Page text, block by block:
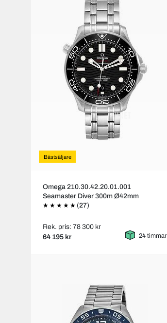
Bästsäljare
Omega 210.30.42.20.01.001
Seamaster Diver 300m Ø42mm
(27)
Rek. pris: 78 300 kr
64 195 kr 24 timmar